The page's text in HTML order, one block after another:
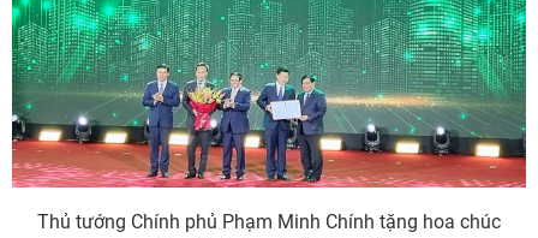
Thủ tướng Chính phủ Phạm Minh Chính tặng hoa chúc